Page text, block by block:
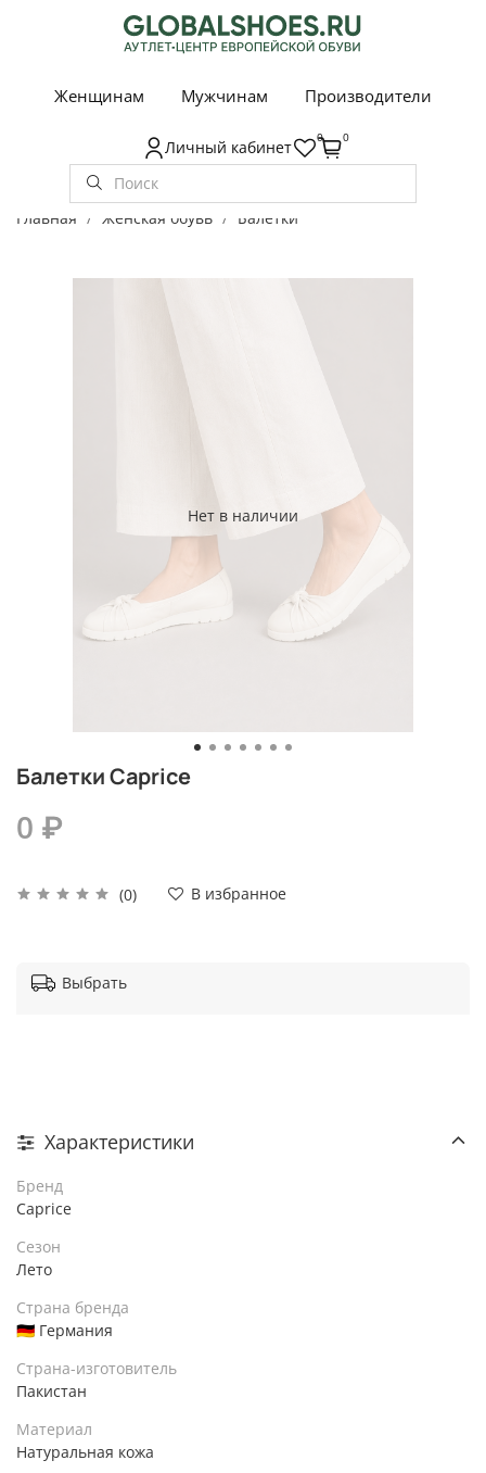
Женщинам Мужчинам Производители
Личный кабинет 0 0
Главная Женская обувь Балетки
Нет в наличии
Балетки Caprice
(0) В избранное
0 ₽
Выбрать
Характеристики
Бренд
Caprice
Сезон
Лето
Страна бренда
🇩🇪 Германия
Страна-изготовитель
Пакистан
Материал
Натуральная кожа